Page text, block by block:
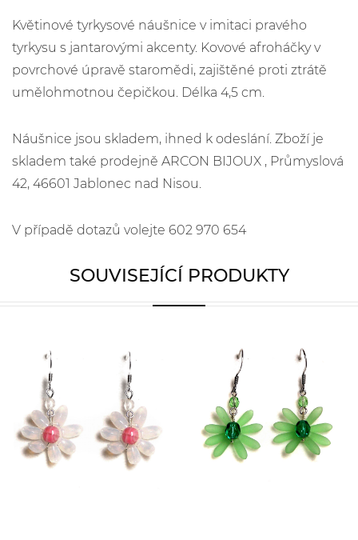
Květinové tyrkysové náušnice v imitaci pravého
tyrkysu s jantarovými akcenty. Kovové afroháčky v
povrchové úpravě staromědi, zajištěné proti ztrátě
umělohmotnou čepičkou. Délka 4,5 cm.
Náušnice jsou skladem, ihned k odeslání. Zboží je
skladem také prodejně ARCON BIJOUX , Průmyslová
42, 46601 Jablonec nad Nisou.
V případě dotazů volejte 602 970 654
SOUVISEJÍCÍ PRODUKTY